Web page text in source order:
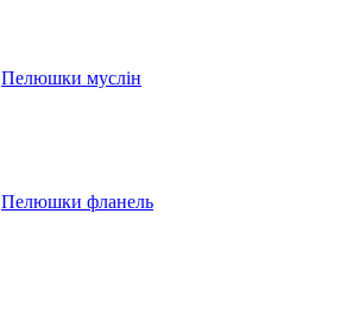
Пелюшки муслін
Пелюшки фланель